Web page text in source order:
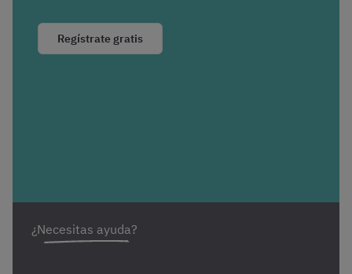
Regístrate gratis
¿Necesitas ayuda?